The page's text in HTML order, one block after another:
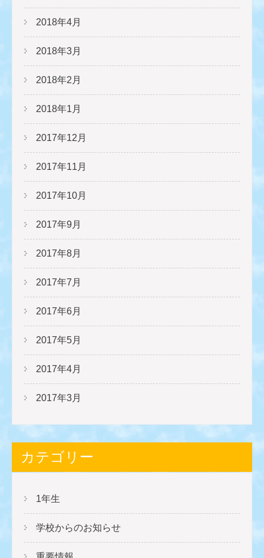
2018年4月
2018年3月
2018年2月
2018年1月
2017年12月
2017年11月
2017年10月
2017年9月
2017年8月
2017年7月
2017年6月
2017年5月
2017年4月
2017年3月
カテゴリー
1年生
学校からのお知らせ